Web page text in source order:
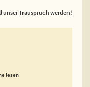
unser Trauspruch werden!
lesen